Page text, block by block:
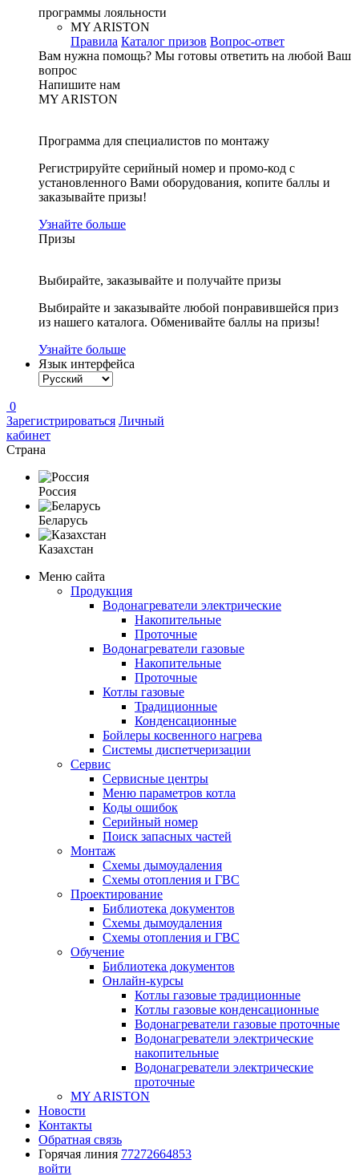
программы лояльности
MY ARISTON
Правила Каталог призов Вопрос-ответ
Вам нужна помощь? Мы готовы ответить на любой Ваш
вопрос
Напишите нам
MY ARISTON
Программа для специалистов по монтажу
Регистрируйте серийный номер и промо-код с
установленного Вами оборудования, копите баллы и
заказывайте призы!
Узнайте больше
Призы
Выбирайте, заказывайте и получайте призы
Выбирайте и заказывайте любой понравившейся приз
из нашего каталога. Обменивайте баллы на призы!
Узнайте больше
Язык интерфейса
0
Зарегистрироваться Личный
кабинет
Страна
Россия
Беларусь
Казахстан
Меню сайта
Продукция
Водонагреватели электрические
Накопительные
Проточные
Водонагреватели газовые
Накопительные
Проточные
Котлы газовые
Традиционные
Конденсационные
Бойлеры косвенного нагрева
Системы диспетчеризации
Сервис
Сервисные центры
Меню параметров котла
Коды ошибок
Серийный номер
Поиск запасных частей
Монтаж
Схемы дымоудаления
Схемы отопления и ГВС
Проектирование
Библиотека документов
Схемы дымоудаления
Схемы отопления и ГВС
Обучение
Библиотека документов
Онлайн-курсы
Котлы газовые традиционные
Котлы газовые конденсационные
Водонагреватели газовые проточные
Водонагреватели электрические
накопительные
Водонагреватели электрические
проточные
MY ARISTON
Новости
Контакты
Обратная связь
Горячая линия 77272664853
войти